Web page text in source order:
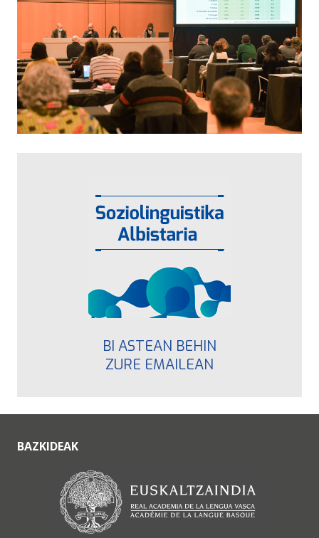
BI ASTEAN BEHIN
ZURE EMAILEAN
BAZKIDEAK